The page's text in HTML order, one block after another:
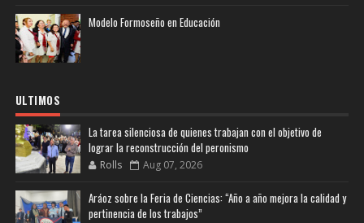
Modelo Formoseño en Educación
ULTIMOS
La tarea silenciosa de quienes trabajan con el objetivo de
lograr la reconstrucción del peronismo
Rolls Aug 07, 2026
Aráoz sobre la Feria de Ciencias: “Año a año mejora la calidad y
pertinencia de los trabajos”